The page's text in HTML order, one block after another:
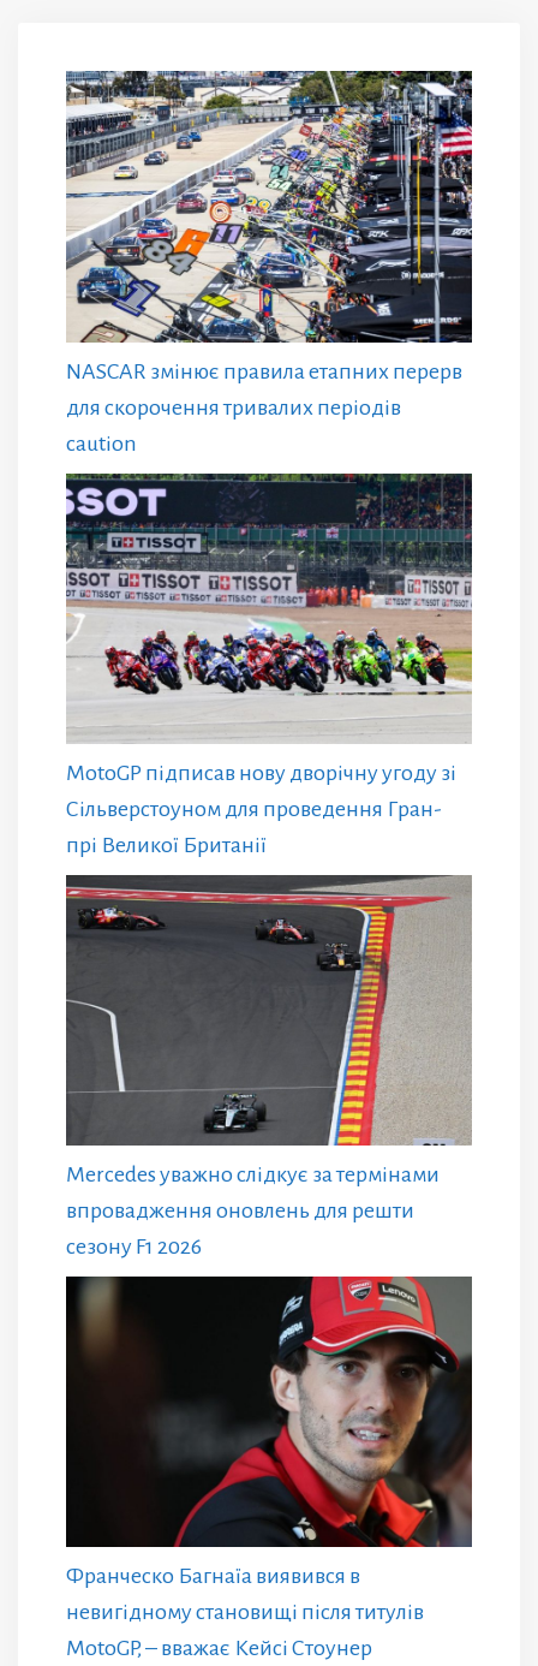
NASCAR змінює правила етапних перерв
для скорочення тривалих періодів
caution
MotoGP підписав нову дворічну угоду зі
Сільверстоуном для проведення Гран-
прі Великої Британії
Mercedes уважно слідкує за термінами
впровадження оновлень для решти
сезону F1 2026
Франческо Багнаїа виявився в
невигідному становищі після титулів
MotoGP, – вважає Кейсі Стоунер